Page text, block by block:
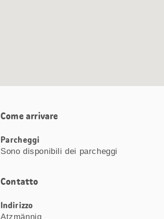
Come arrivare
Parcheggi
Sono disponibili dei parcheggi
Contatto
Indirizzo
Atzmännig